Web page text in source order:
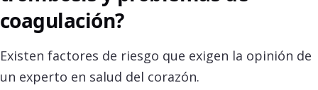
coagulación?
Existen factores de riesgo que exigen la opinión de
un experto en salud del corazón.